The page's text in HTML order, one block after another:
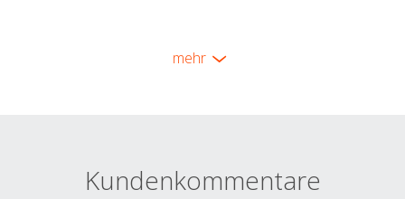
mehr
Kundenkommentare